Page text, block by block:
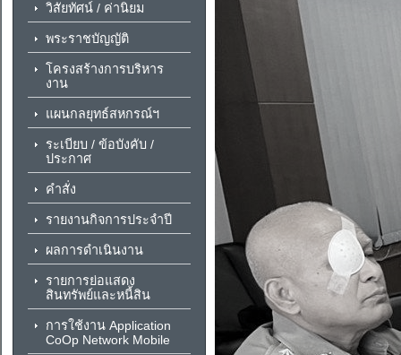
วิสัยทัศน์ / ค่านิยม
พระราชบัญญัติ
โครงสร้างการบริหาร
งาน
แผนกลยุทธ์สหกรณ์ฯ
ระเบียบ / ข้อบังคับ /
ประกาศ
คำสั่ง
รายงานกิจการประจำปี
ผลการดำเนินงาน
รายการย่อแสดง
สินทรัพย์และหนี้สิน
การใช้งาน Application
CoOp Network Mobile